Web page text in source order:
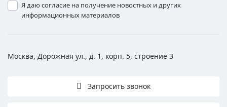
Я даю согласие на получение новостных и других
информационных материалов
Москва, Дорожная ул., д. 1, корп. 5, строение 3
Запросить звонок